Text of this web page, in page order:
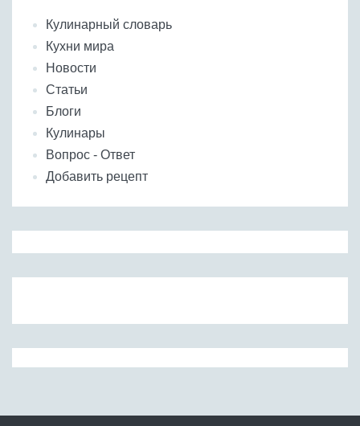
Кулинарный словарь
Кухни мира
Новости
Статьи
Блоги
Кулинары
Вопрос - Ответ
Добавить рецепт